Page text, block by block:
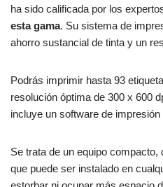
ha sido calificada por los
esta gama. Su sistema de
ahorro sustancial de tinta y un
Podrás imprimir hasta 93
resolución óptima de 300 x 600
incluye un software de
Se trata de un equipo
que puede ser instalado en